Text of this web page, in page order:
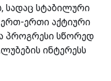
სადაც სტაბილური
ერთი აქტიური
პროგრესი სწორედ
ინტერესს